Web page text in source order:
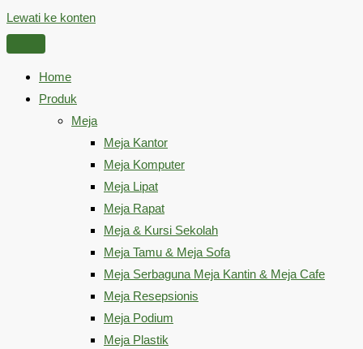
Lewati ke konten
Home
Produk
Meja
Meja Kantor
Meja Komputer
Meja Lipat
Meja Rapat
Meja & Kursi Sekolah
Meja Tamu & Meja Sofa
Meja Serbaguna Meja Kantin & Meja Cafe
Meja Resepsionis
Meja Podium
Meja Plastik